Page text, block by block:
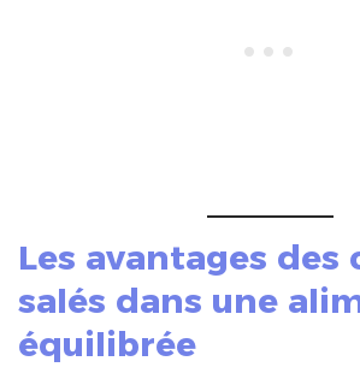
Les avantages des
salés dans une
équilibrée